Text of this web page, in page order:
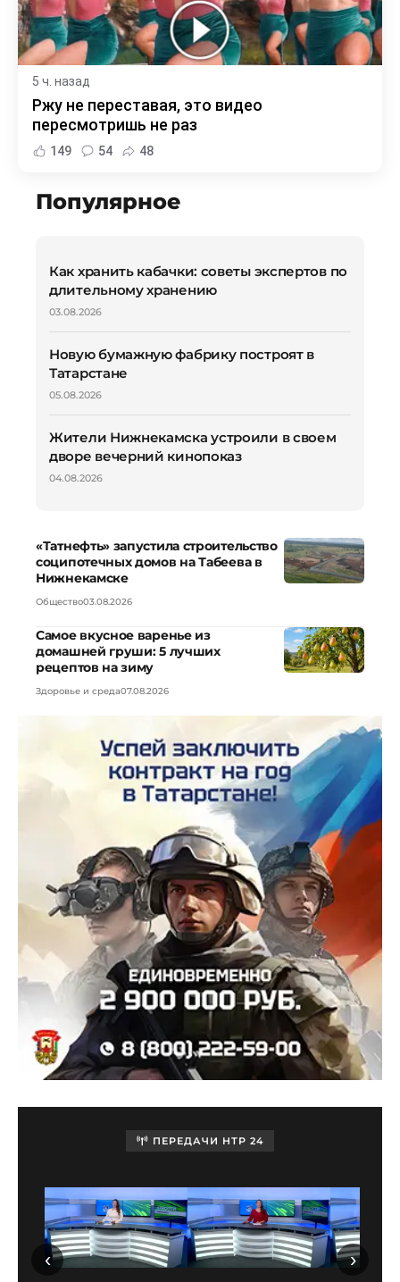
5 ч. назад
Ржу не переставая, это видео
пересмотришь не раз
149 54 48
Популярное
Как хранить кабачки: советы экспертов по
длительному хранению
03.08.2026
Новую бумажную фабрику построят в
Татарстане
05.08.2026
Жители Нижнекамска устроили в своем
дворе вечерний кинопоказ
04.08.2026
«Татнефть» запустила строительство
соципотечных домов на Табеева в
Нижнекамске
Общество03.08.2026
Самое вкусное варенье из
домашней груши: 5 лучших
рецептов на зиму
Здоровье и среда07.08.2026
ПЕРЕДАЧИ НТР 24
‹ ›